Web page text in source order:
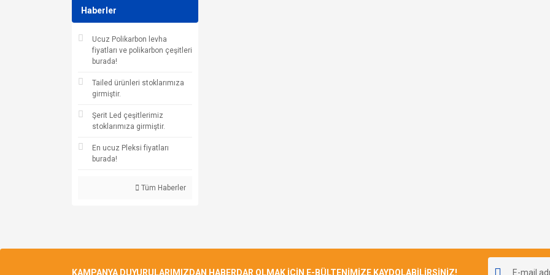
Haberler
Ucuz Polikarbon levha
fiyatları ve polikarbon çeşitleri
burada!
Tailed ürünleri stoklarımıza
girmiştir.
Şerit Led çeşitlerimiz
stoklarımıza girmiştir.
En ucuz Pleksi fiyatları
burada!
Tüm Haberler
KAMPANYA DUYURULARIMIZDAN HABERDAR OLMAK İÇİN E-BÜLTENİMİZE KAYDOLABİLİRSİNİZ!